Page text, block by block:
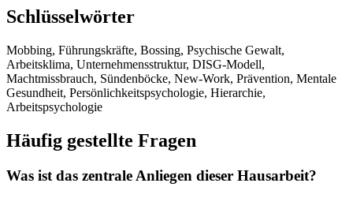
Schlüsselwörter
Mobbing, Führungskräfte, Bossing, Psychische Gewalt,
Arbeitsklima, Unternehmensstruktur, DISG-Modell,
Machtmissbrauch, Sündenböcke, New-Work, Prävention, Mentale
Gesundheit, Persönlichkeitspsychologie, Hierarchie,
Arbeitspsychologie
Häufig gestellte Fragen
Was ist das zentrale Anliegen dieser Hausarbeit?